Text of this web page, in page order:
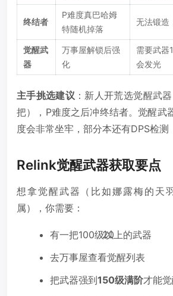
终结者
P难度真巴哈姆
特随机掉落
无法锻造
觉醒武
器
万事屋解锁后强
化
需要武器
会发光
主手挑选建议 ：新人开荒选觉醒武
把），P难度之后冲终结者。觉醒武
度会非常坐牢，部分本还有DPS检测
Relink觉醒武器获取要点
想拿觉醒武器（比如娜露梅的天
属），你需要：
有一把100级以上的武器
20
去万事屋查看觉醒列表
把武器强到150级满阶才能